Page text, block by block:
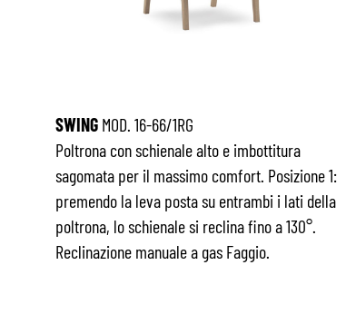
SWINGMOD. 16-66/1RG
Poltrona con schienale alto e imbottitura
sagomata per il massimo comfort. Posizione 1:
premendo la leva posta su entrambi i lati della
poltrona, lo schienale si reclina fino a 130°.
Reclinazione manuale a gas Faggio.